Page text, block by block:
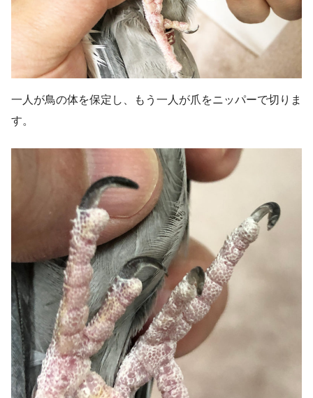
一人が鳥の体を保定し、もう一人が爪をニッパーで切りま
す。